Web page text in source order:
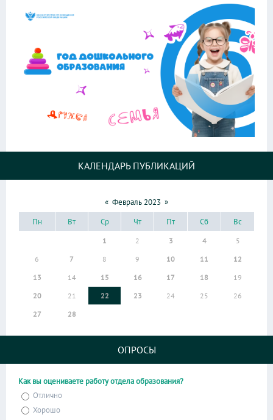
КАЛЕНДАРЬ ПУБЛИКАЦИЙ
« Февраль 2023 »
Пн
Вт Ср Чт Пт Сб Вс
1 2 3 4
5
6
7 8 9 10 11
12
13
14 15 16 17 18
19
20
21 22 23 24 25
26
27
28
ОПРОСЫ
Как вы оцениваете работу отдела образования?
Отлично
Хорошо